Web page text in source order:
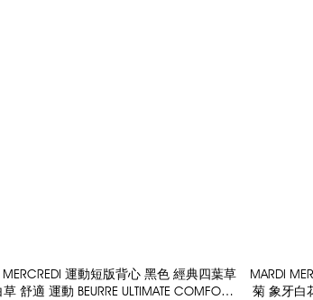
MERCREDI 運動短版背心 黑色 經典四葉草
舒適 運動 BEURRE ULTIMATE COMFORT
MARDI
菊 象牙白